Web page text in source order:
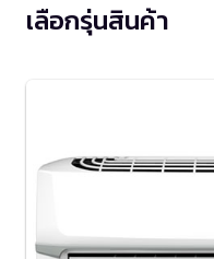
เลือกรุ่นสินค้า